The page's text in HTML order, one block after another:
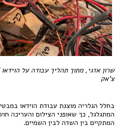
שרון אזגי, מתוך תהליך עבודה על הוידאו
צ'אק
בחלל הגלריה מוצגת עבודת הוידאו
המתגלגל, כך שאופני הצילום והעריכה
המתקיים בין השדה לבין השמיים.